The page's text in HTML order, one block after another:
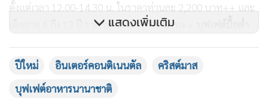
ตั้งแต่เวลา 12.00-14.30 น. ในราคาท่านละ 2,200 บาท++ และ
เด็กอายุ 6 ถึง 12 ปี ราคาท่านละ 1,100 บาท++
1,900 บาท++ และเด็กอายุ 6 ถึง 12 ปี ราคาท่านละ 950
ราคาท่านละ 200 บาท++ ส่วนบริการ ไวน์ โพรเซคโค เบียร์
แสดงเพิ่มเติม
ปีใหม่ อินเตอร์คอนติเนนตัล
คริสต์มาส
บุฟเฟต์อาหารนานาชาติ